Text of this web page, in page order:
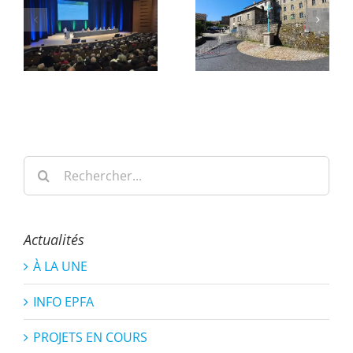
Rechercher:
Actualités
À LA UNE
INFO EPFA
PROJETS EN COURS